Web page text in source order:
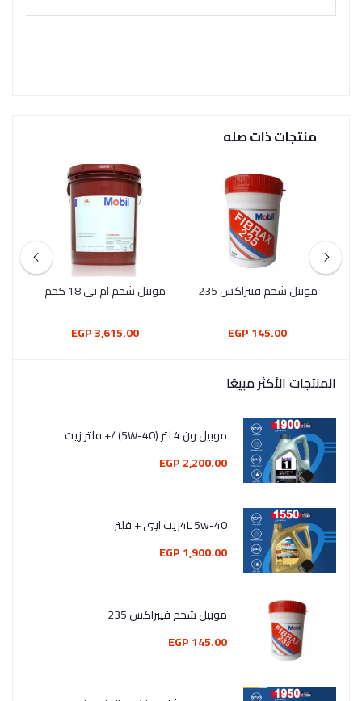
منتجات ذات صله
موبيل شحم فيبراكس 235
145.00 EGP
موبيل شحم ام بى 18 كجم
3,615.00 EGP
المنتجات الأكثر مبيعًا
موبيل ون 4 لتر (5W-40) /+ فلتر زيت
2,200.00 EGP
4L 5w-40زيت اينى + فلتر
1,900.00 EGP
موبيل شحم فيبراكس 235
145.00 EGP